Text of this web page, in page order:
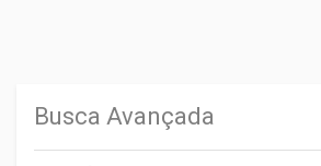
Busca Avançada